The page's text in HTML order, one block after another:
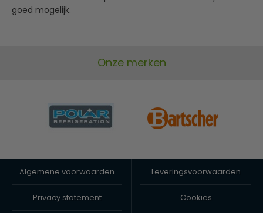
goed mogelijk.
Onze merken
Algemene voorwaarden Leveringsvoorwaarden
Privacy statement Cookies